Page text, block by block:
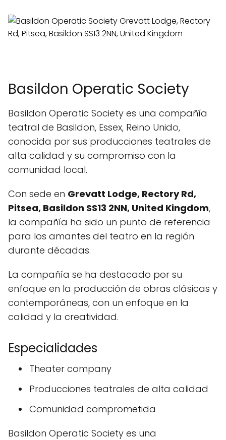
Basildon Operatic Society
Basildon Operatic Society es una compañía
teatral de Basildon, Essex, Reino Unido,
conocida por sus producciones teatrales de
alta calidad y su compromiso con la
comunidad local.
Con sede en Grevatt Lodge, Rectory Rd,
Pitsea, Basildon SS13 2NN, United Kingdom,
la compañía ha sido un punto de referencia
para los amantes del teatro en la región
durante décadas.
La compañía se ha destacado por su
enfoque en la producción de obras clásicas y
contemporáneas, con un enfoque en la
calidad y la creatividad.
Especialidades
Theater company
Producciones teatrales de alta calidad
Comunidad comprometida
Basildon Operatic Society es una